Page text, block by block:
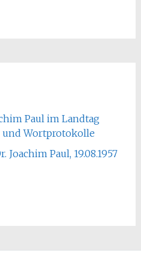
Paul im Landtag
und Wortprotokolle
Paul, 19.08.1957